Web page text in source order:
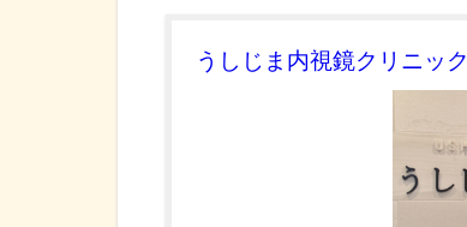
うしじま内視鏡クリニック